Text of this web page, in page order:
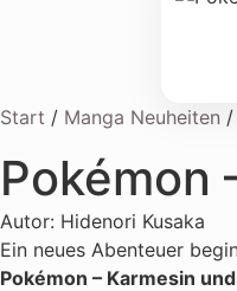
Start / Manga Neuheiten /
Pokémon
Autor: Hidenori Kusaka
Ein neues Abenteuer
Pokémon – Karmesin